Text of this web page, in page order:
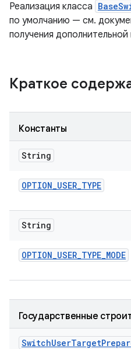
Реализация класса
по умолчанию — см.
получения
Краткое
Константы
String
OPTION_USER_TYPE
String
OPTION_USER_TYPE_MODE
Государственные
SwitchUserTarget